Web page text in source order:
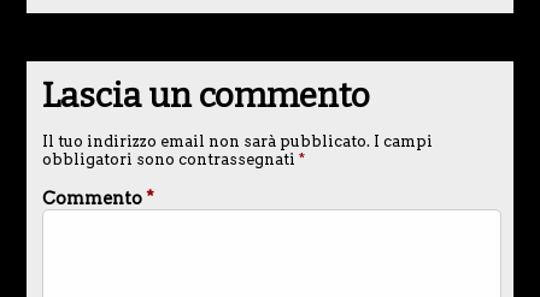
Lascia un commento
Il tuo indirizzo email non sarà pubblicato. I campi
obbligatori sono contrassegnati *
Commento*